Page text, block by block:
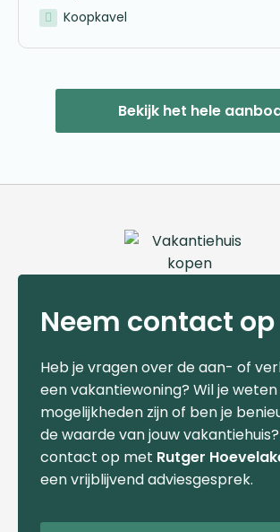
Koopkavel
Bekijk het hele
Neem contact op
Heb je vragen over de aan- of
een vakantiewoning? Wil je
mogelijkheden zijn of ben je
de waarde van jouw
contact op met Rutger
een vrijblijvend adviesgesprek.